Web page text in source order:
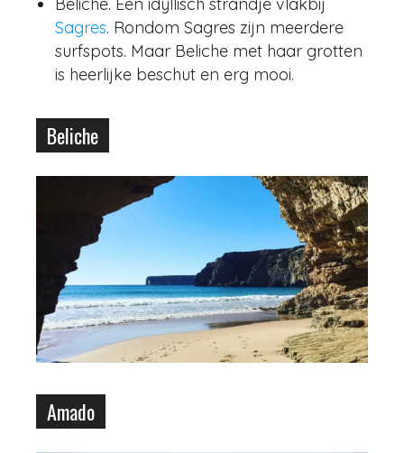
Sagres. Rondom Sagres zijn meerdere
surfspots. Maar Beliche met haar grotten
is heerlijke beschut en erg mooi.
Beliche
Amado